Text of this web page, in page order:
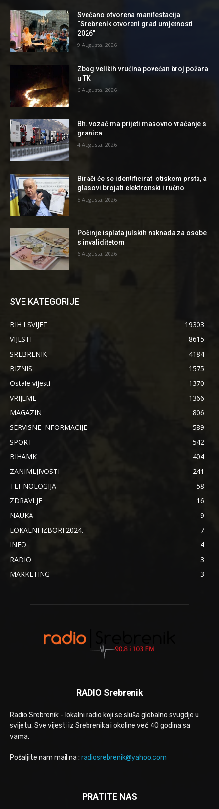
Svečano otvorena manifestacija
“Srebrenik otvoreni grad umjetnosti
2026”
9 Augusta, 2026
Zbog velikih vrućina povećan broj požara
u TK
6 Augusta, 2026
Bh. vozačima prijeti masovno vraćanje s
granica
4 Augusta, 2026
Birači će se identificirati otiskom prsta, a
glasovi brojati elektronski i ručno
5 Augusta, 2026
Počinje isplata julskih naknada za osobe
s invaliditetom
6 Augusta, 2026
SVE KATEGORIJE
BIH I SVIJET
19303
VIJESTI
8615
SREBRENIK
4184
BIZNIS
1575
Ostale vijesti
1370
VRIJEME
1366
MAGAZIN
806
SERVISNE INFORMACIJE
589
SPORT
542
BIHAMK
404
ZANIMLJIVOSTI
241
TEHNOLOGIJA
58
ZDRAVLJE
16
NAUKA
9
LOKALNI IZBORI 2024.
7
INFO
4
RADIO
3
MARKETING
3
RADIO Srebrenik
Radio Srebrenik - lokalni radio koji se sluša globalno svugdje u
svijetu. Sve vijesti iz Srebrenika i okoline već 40 godina sa
vama.
Pošaljite nam mail na : radiosrebrenik@yahoo.com
PRATITE NAS